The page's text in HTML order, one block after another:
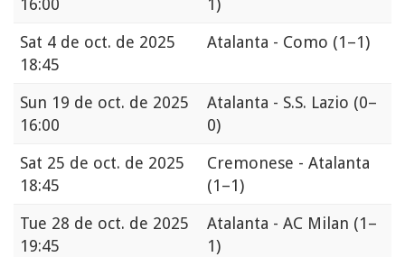
16:00
1)
Sat 4 de oct. de 2025
18:45
Atalanta - Como (1–1)
Sun 19 de oct. de 2025
16:00
Atalanta - S.S. Lazio (0–
0)
Sat 25 de oct. de 2025
18:45
Cremonese - Atalanta
(1–1)
Tue 28 de oct. de 2025
19:45
Atalanta - AC Milan (1–
1)